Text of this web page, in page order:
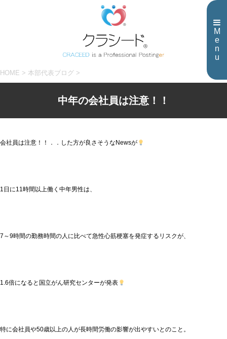
M
e
n
u
HOME > 本部代表ブログ >
中年の会社員は注意！！
会社員は注意！！．．した方が良さそうなNewsが
1日に11時間以上働く中年男性は、
7～9時間の勤務時間の人に比べて急性心筋梗塞を発症するリスクが、
1.6倍になると国立がん研究センターが発表
特に会社員や50歳以上の人が長時間労働の影響が出やすいとのこと。